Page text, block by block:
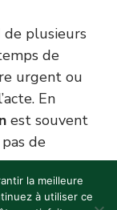
de plusieurs
de
urgent ou
En
est souvent
de
la meilleure
à utiliser ce